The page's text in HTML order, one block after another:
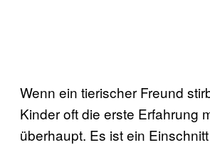
Wenn ein tierischer Freund
Kinder oft die erste Erfahrung
überhaupt. Es ist ein